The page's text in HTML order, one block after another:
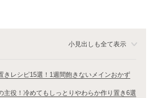
小見出しも全て表示
きレシピ15選！1週間飽きないメインおかず
主役！冷めてもしっとりやわらか作り置き6選